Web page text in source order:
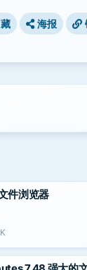
海报
件浏览器